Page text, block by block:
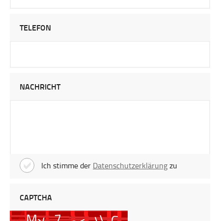
TELEFON
NACHRICHT
Ich stimme der Datenschutzerklärungzu
CAPTCHA